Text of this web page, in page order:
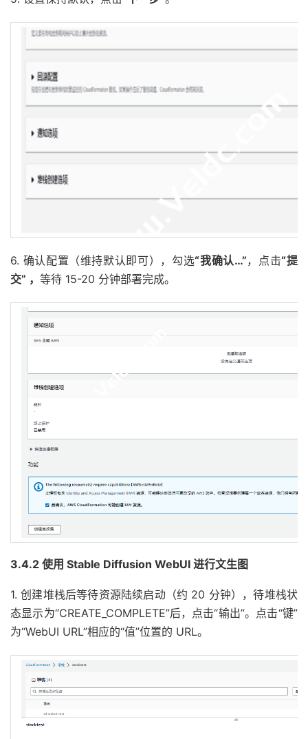
6. 确认配置（维持默认即可），勾选“我确认…”，点击“提
交” ， 等待 15-20 分钟部署完成。
3.4.2 使用 Stable Diffusion WebUI 进行文生图
1. 创建堆栈后等待资源陆续启动（约 20 分钟），待堆栈状
态显示为“CREATE_COMPLETE”后，点击“输出”。点击“键”
为“WebUI URL”相应的“值”位置的 URL。